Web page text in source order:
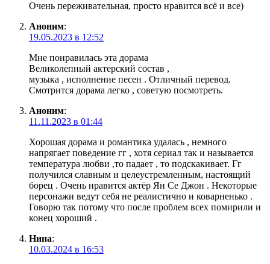
Очень переживательная, просто нравится всё и все)
Аноним:
19.05.2023 в 12:52
Мне понравилась эта дорама
Великолепный актерский состав ,
музыка , исполнение песен . Отличный перевод.
Смотрится дорама легко , советую посмотреть.
Аноним:
11.11.2023 в 01:44
Хорошая дорама и романтика удалась , немного
напрягает поведение гг , хотя сериал так и называется
температура любви ,то падает , то подскакивает. Гг
получился славным и целеустремленным, настоящий
борец . Очень нравится актёр Ян Се Джон . Некоторые
персонажи ведут себя не реалистично и коварненько .
Говорю так потому что после проблем всех помирили и
конец хороший .
Нина:
10.03.2024 в 16:53